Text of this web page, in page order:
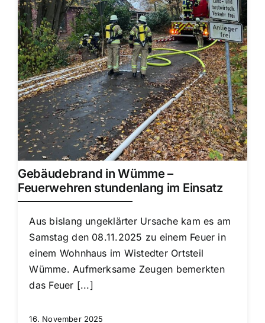
Gebäudebrand in Wümme –
Feuerwehren stundenlang im Einsatz
Aus bislang ungeklärter Ursache kam es am
Samstag den 08.11.2025 zu einem Feuer in
einem Wohnhaus im Wistedter Ortsteil
Wümme. Aufmerksame Zeugen bemerkten
das Feuer [...]
16. November 2025